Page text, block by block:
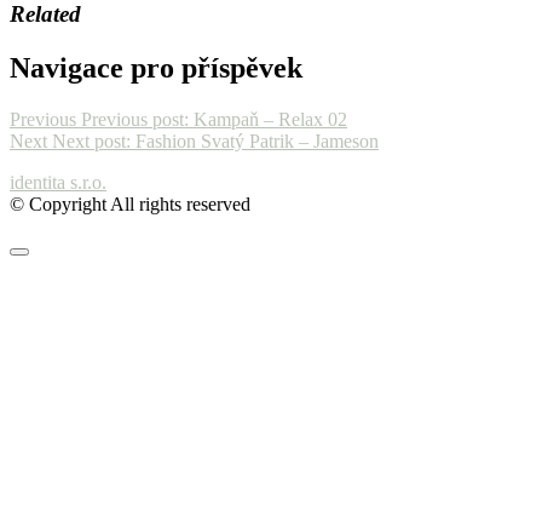
Related
Navigace pro příspěvek
Previous Previous post: Kampaň – Relax 02
Next Next post: Fashion Svatý Patrik – Jameson
identita s.r.o.
© Copyright All rights reserved